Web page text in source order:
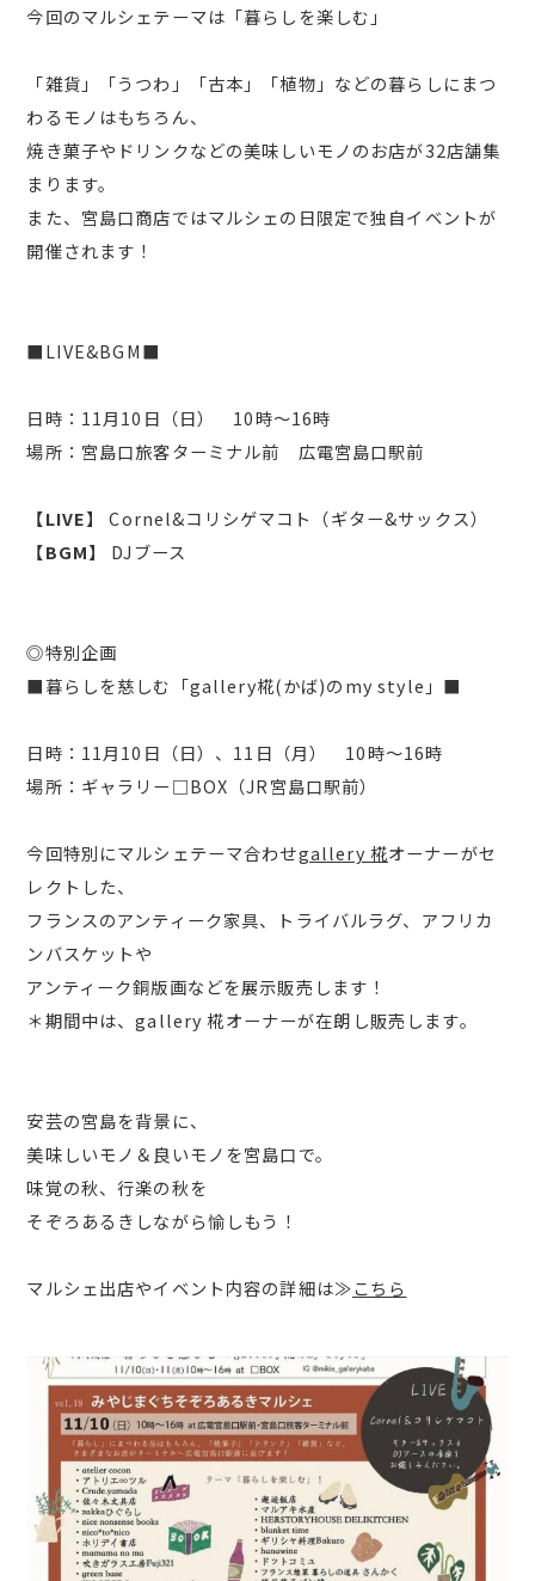
今回のマルシェテーマは「暮らしを楽しむ」
「雑貨」「うつわ」「古本」「植物」などの暮らしにまつ
わるモノはもちろん、
焼き菓子やドリンクなどの美味しいモノのお店が32店舗集
まります。
また、宮島口商店ではマルシェの日限定で独自イベントが
開催されます！
■LIVE&BGM■
日時：11月10日（日） 10時～16時
場所：宮島口旅客ターミナル前 広電宮島口駅前
【LIVE】Cornel&コリシゲマコト（ギター&サックス）
【BGM】
DJブース
◎特別企画
■暮らしを慈しむ「gallery椛(かば)のmy style」■
日時：11月10日（日）、11日（月） 10時～16時
場所：ギャラリー□BOX（JR宮島口駅前）
今回特別にマルシェテーマ合わせgallery 椛オーナーがセ
レクトした、
フランスのアンティーク家具、トライバルラグ、アフリカ
ンバスケットや
アンティーク銅版画などを展示販売します！
＊期間中は、gallery 椛オーナーが在朗し販売します。
安芸の宮島を背景に、
美味しいモノ＆良いモノを宮島口で。
味覚の秋、行楽の秋を
そぞろあるきしながら愉しもう！
マルシェ出店やイベント内容の詳細は≫こちら